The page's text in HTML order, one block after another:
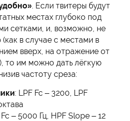
. Если твитеры будут
местах глубоко под
сетками, и, возможно, не
в случае с местами в
вверх, на отражение от
то им можно дать лёгкую
частоту среза:
: LPF Fc – 3200, LPF
Fc – 5000 Гц, HPF Slope – 12